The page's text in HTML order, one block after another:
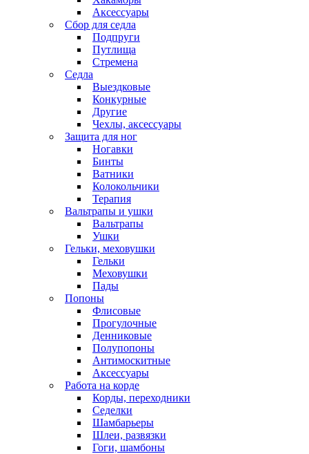
Аксессуары
Сбор для седла
Подпруги
Путлища
Стремена
Седла
Выездковые
Конкурные
Другие
Чехлы, аксессуары
Защита для ног
Ногавки
Бинты
Ватники
Колокольчики
Терапия
Вальтрапы и ушки
Вальтрапы
Ушки
Гельки, меховушки
Гельки
Меховушки
Пады
Попоны
Флисовые
Прогулочные
Денниковые
Полупопоны
Антимоскитные
Аксессуары
Работа на корде
Корды, переходники
Седелки
Шамбарьеры
Шлеи, развязки
Гоги, шамбоны